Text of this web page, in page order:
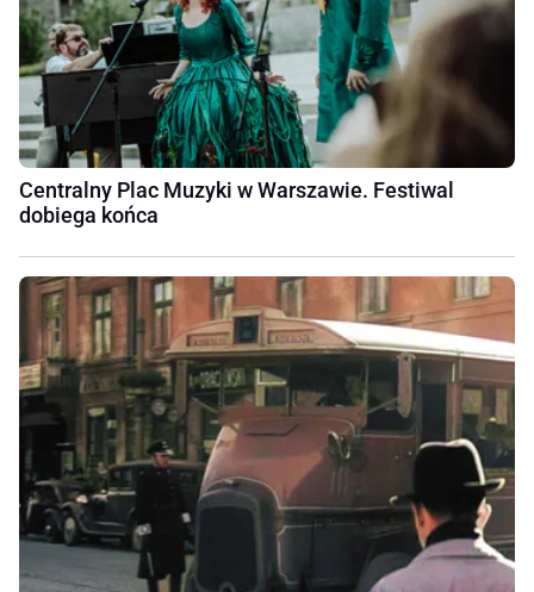
Centralny Plac Muzyki w Warszawie. Festiwal
dobiega końca